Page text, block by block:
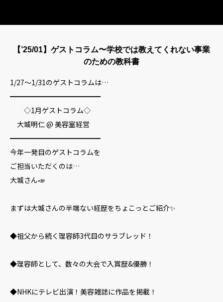
【’25/01】ゲストコラム〜学校では教えてくれない事業
のための教科書
1/27〜1/31のゲストコラムは…
━━━━━━━━━━━━━
◇1月ゲストコラム◇
大城明仁 @ 美容室経営
━━━━━━━━━━━━━
今年一発目のゲストコラムを
ご担当いただくのは…
大城さん📣
まずは大城さんの半端ない経歴をちょこっとご紹介✨
◆祖父から続く理容師3代目のサラブレッド！
◆理容師として、数々の大会で入賞歴&優勝！
◆NHKにテレビ出演！美容雑誌に作品を掲載！
お問い合わせ
プライバシーポリシー